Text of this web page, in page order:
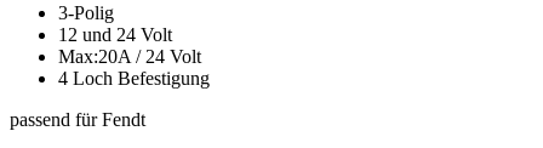
3-Polig
12 und 24 Volt
Max:20A / 24 Volt
4 Loch Befestigung
passend für Fendt